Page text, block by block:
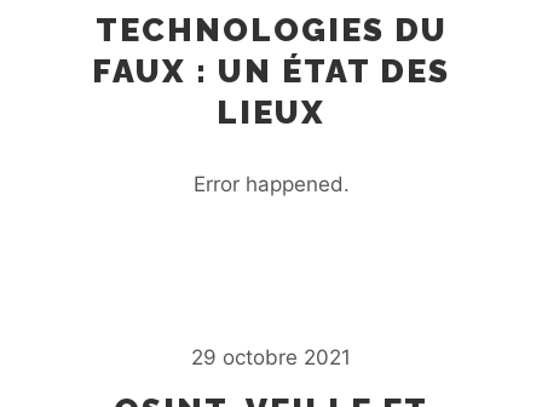
TECHNOLOGIES DU
FAUX : UN ÉTAT DES
LIEUX
Error happened.
29 octobre 2021